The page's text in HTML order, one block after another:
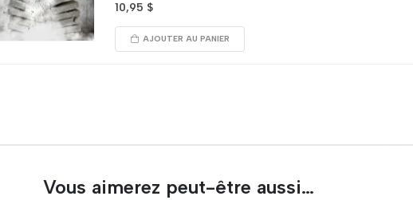
10,95 $
AJOUTER AU PANIER
Vous aimerez peut-être aussi…